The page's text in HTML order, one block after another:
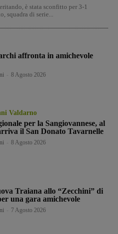
è stata sconfitto per 3-1
squadra di serie...
affronta in amichevole
8 Agosto 2026
Valdarno
per la Sangiovannese, al
il San Donato Tavarnelle
8 Agosto 2026
Traiana allo “Zecchini” di
una gara amichevole
7 Agosto 2026